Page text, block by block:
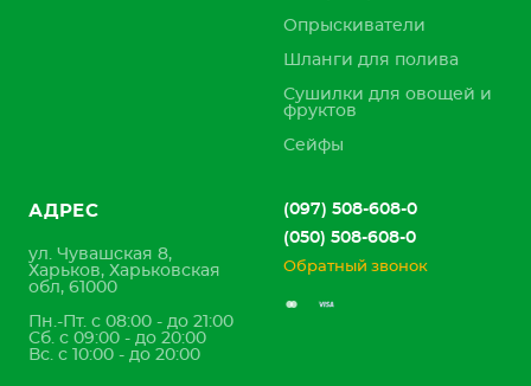
Опрыскиватели
Шланги для полива
Сушилки для овощей и
фруктов
Сейфы
АДРЕС
ул. Чувашская 8,
Харьков, Харьковская
обл, 61000
Пн.-Пт. с 08:00 - до 21:00
Сб. с 09:00 - до 20:00
Вс. с 10:00 - до 20:00
(097) 508-608-0
(050) 508-608-0
Обратный звонок